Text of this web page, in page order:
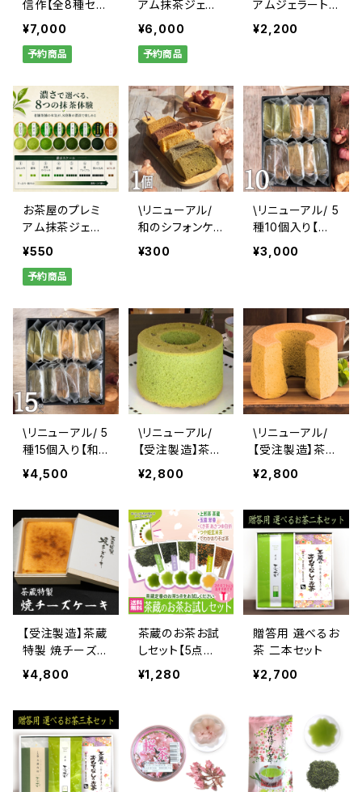
信作【全8種セッ
ト 至高＋ほう
じ】
¥7,000
予約商品
アム抹茶ジェラ
ート【8個詰合
せ】
¥6,000
予約商品
アムジェラート
ほうじ茶【3個詰
合せ】
¥2,200
お茶屋のプレミ
アム抹茶ジェラ
ート【単品】
¥550
予約商品
\リニューアル/
和のシフォンケ
ーキ【ばら売り】
¥300
\リニューアル/ 5
種10個入り【和
のシフォンケー
キ詰合せ 】
¥3,000
\リニューアル/ 5
種15個入り【和
のシフォンケー
キ詰合せ】
¥4,500
\リニューアル/
【受注製造】茶蔵
の和のシフォン
ケーキ・抹茶【毎
週金曜発送】
¥2,800
\リニューアル/
【受注製造】茶蔵
の和のシフォン
ケーキ・はちみつ
曜〆切・翌週金
曜発送】
¥2,800
【受注製造】茶蔵
特製 焼チーズケ
ーキ【毎週木曜
〆切・翌週金曜
¥4,800
茶蔵のお茶お試
しセット【5点ま
で送料無料】
¥1,280
贈答用 選べるお
茶 二本セット
¥2,700